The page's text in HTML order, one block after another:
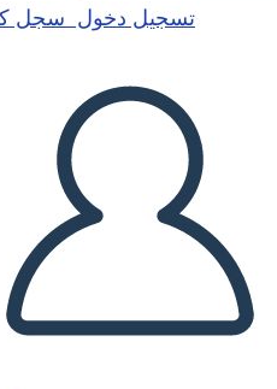
تسجيل دخول سجل